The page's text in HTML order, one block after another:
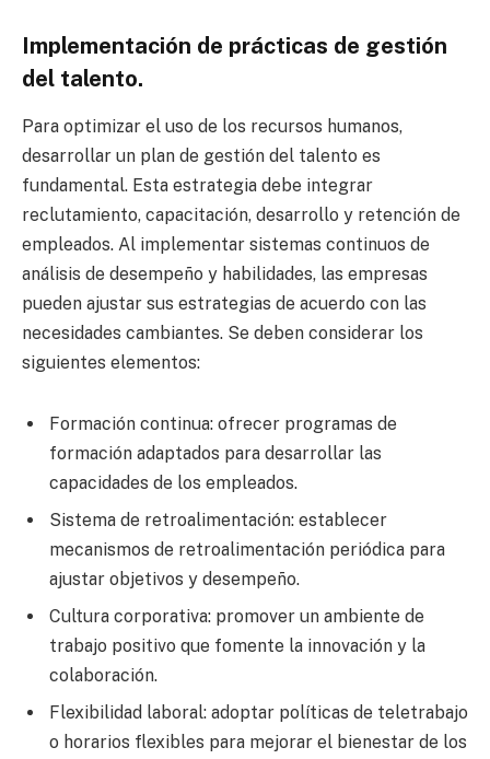
Implementación de prácticas de gestión
del talento.
Para optimizar el uso de los recursos humanos,
desarrollar un plan de gestión del talento es
fundamental. Esta estrategia debe integrar
reclutamiento, capacitación, desarrollo y retención de
empleados. Al implementar sistemas continuos de
análisis de desempeño y habilidades, las empresas
pueden ajustar sus estrategias de acuerdo con las
necesidades cambiantes. Se deben considerar los
siguientes elementos:
Formación continua: ofrecer programas de
formación adaptados para desarrollar las
capacidades de los empleados.
Sistema de retroalimentación: establecer
mecanismos de retroalimentación periódica para
ajustar objetivos y desempeño.
Cultura corporativa: promover un ambiente de
trabajo positivo que fomente la innovación y la
colaboración.
Flexibilidad laboral: adoptar políticas de teletrabajo
o horarios flexibles para mejorar el bienestar de los